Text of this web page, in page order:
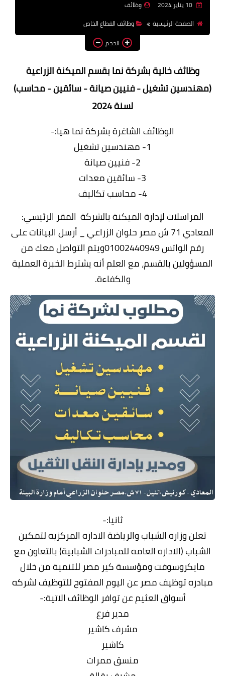
بالجامعات والمعاهد
اخبار
10 يناير 2024
وظائف
الصفحة الرئيسية
وظائف القطاع الخاص
الحجم
وظائف خالية بشركة نما بقسم الميكنة الزراعية
(مهندسين تشغيل - فنيين صيانة - سائقين - محاسب)
لسنة 2024
الوظائف الشاغرة بشركة نما هيا:-
1- مهندسين تشغيل
2- فنيين صيانة
3- سائقين معدات
4- محاسب تكاليف
المراسلات لإدارة الميكنة بالشركة المقر الرئيسي:
المعادي 71 ش مصر حلوان الزراعي _ أرسل البيانات على
رقم الواتس 01002440949ويتم التواصل معك من
المسؤولين بالقسم، مع العلم أنه يشترط الخبرة العملية
والكفاءة.
ثانيا:-
تعلن وزاره الشباب والرياضة الاداره المركزيه لتمكين
الشباب (الاداره العامه للمبادرات الشبابية) بالتعاون مع
مايكروسوفت ومؤسسة كير مصر للتنمية من خلال
مبادره توظيف مصر عن اليوم المفتوح للتوظيف لشركه
أسواق العثيم عن توافر الوظائف الاتية:-
مدير فرع
مشرف كاشير
كاشير
منسق ممرات